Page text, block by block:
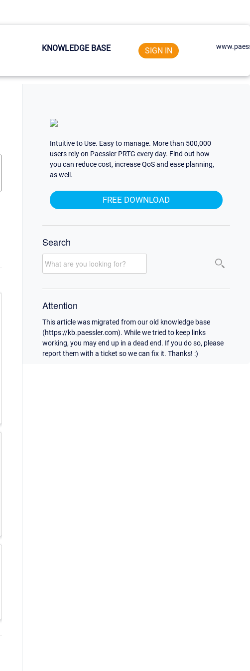
KNOWLEDGE BASE SIGN IN
Intuitive to Use. Easy to manage. More than 500,000
users rely on Paessler PRTG every day. Find out how
you can reduce cost, increase QoS and ease planning,
as well.
FREE DOWNLOAD
Search
Attention
This article was migrated from our old knowledge base
(https://kb.paessler.com). While we tried to keep links
working, you may end up in a dead end. If you do so, please
report them with a ticket so we can fix it. Thanks! :)